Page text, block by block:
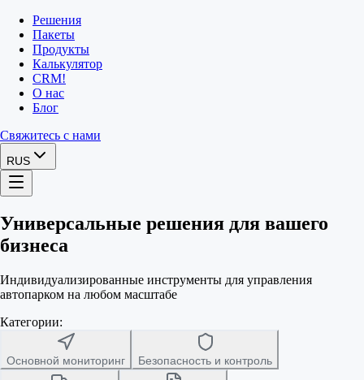
Решения
Пакеты
Продукты
Калькулятор
CRM!
О нас
Блог
Свяжитесь с нами
RUS
Универсальные решения для вашего
бизнеса
Индивидуализированные инструменты для управления
автопарком на любом масштабе
Категории:
Основной мониторинг Безопасность и контроль